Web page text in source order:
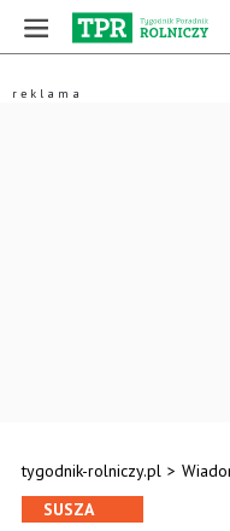
tygodnik-rolniczy.pl >
SUSZA